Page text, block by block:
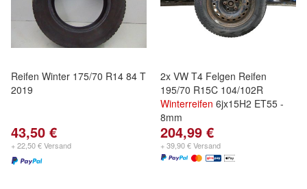
Reifen Winter 175/70 R14 84 T
2019
43,50 €
+ 22,50 € Versand
2x VW T4 Felgen Reifen
195/70 R15C 104/102R
Winterreifen 6jx15H2 ET55 -
8mm
204,99 €
+ 39,90 € Versand